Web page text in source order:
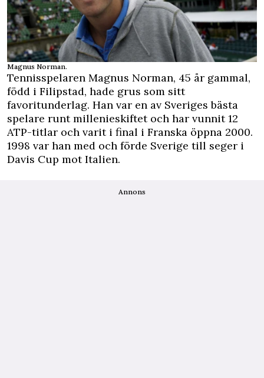
Magnus Norman.
Tennisspelaren Magnus Norman, 45 år gammal,
född i Filipstad, hade grus som sitt
favoritunderlag. Han var en av Sveriges bästa
spelare runt millenieskiftet och har vunnit 12
ATP-titlar och varit i final i Franska öppna 2000.
1998 var han med och förde Sverige till seger i
Davis Cup mot Italien.
Annons